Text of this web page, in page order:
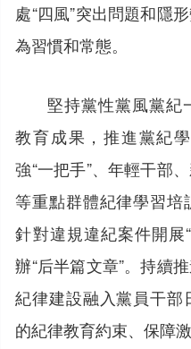
處“四風”突出問題和隱
為習慣和常態。
堅持黨性黨風黨紀
教育成果，推進黨紀
強“一把手”、年輕干部
等重點群體紀律學習培
針對違規違紀案件開展
辦“后半篇文章”。持續
紀律建設融入黨員干
的紀律教育約束、保障激